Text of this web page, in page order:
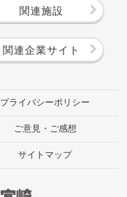
関連施設
関連企業サイト
プライバシーポリシー
ご意見・ご感想
サイトマップ